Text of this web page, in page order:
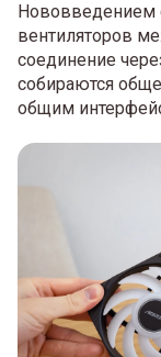
Нововведением
вентиляторов
соединение
собираются
общим